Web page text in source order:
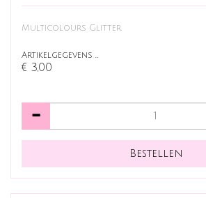
Multicolours Glitter
Artikelgegevens …
€ 3,00